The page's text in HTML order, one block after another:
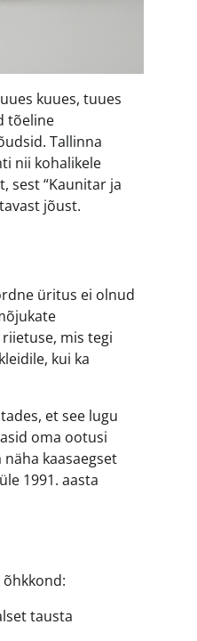
kuues, tuues
tõeline
Tallinna
nii kohalikele
sest “Kaunitar ja
jõust.
üritus ei olnud
mis tegi
kui ka
et see lugu
oma ootusi
kaasaegset
1991. aasta
tausta